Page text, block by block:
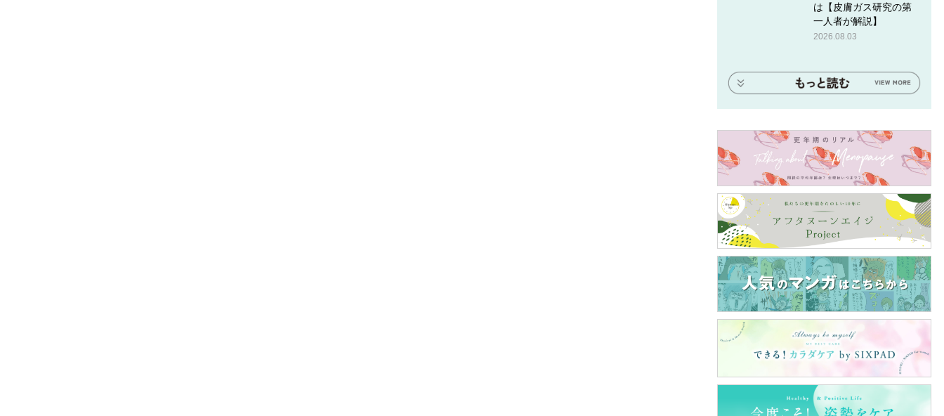
は【皮膚ガス研究の第
一人者が解説】
2026.08.03